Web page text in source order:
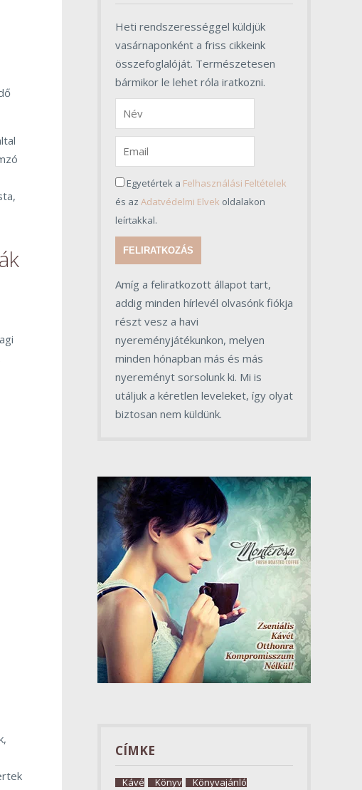
Heti rendszerességgel küldjük
vasárnaponként a friss cikkeink
összefoglalóját. Természetesen
bármikor le lehet róla iratkozni.
Egyetértek a Felhasználási Feltételek
és az Adatvédelmi Elvek oldalakon
leírtakkal.
FELIRATKOZÁS
Amíg a feliratkozott állapot tart,
addig minden hírlevél olvasónk fiókja
részt vesz a havi
nyereményjátékunkon, melyen
minden hónapban más és más
nyereményt sorsolunk ki. Mi is
utáljuk a kéretlen leveleket, így olyat
biztosan nem küldünk.
CÍMKE
Kávé Könyv
Könyvajánló